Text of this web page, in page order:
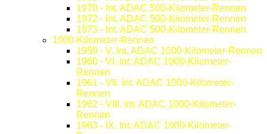
1970 - Int. ADAC 500-Kilometer-Rennen
1972 - Int. ADAC 500-Kilometer-Rennen
1973 - Int. ADAC 500-Kilometer-Rennen
1000-Kilometer-Rennen
1959 - V. Int. ADAC 1000-Kilometer-Rennen
1960 - VI. Int. ADAC 1000-Kilometer-
Rennen
1961 - VII. Int. ADAC 1000-Kilometer-
Rennen
1962 - VIII. Int. ADAC 1000-Kilometer-
Rennen
1963 - IX. Int. ADAC 1000-Kilometer-